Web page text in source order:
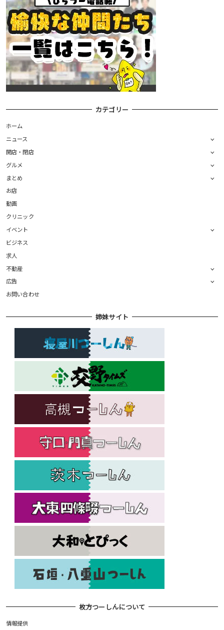
カテゴリー
ホーム
ニュース
開店・閉店
グルメ
まとめ
お店
動画
クリニック
イベント
ビジネス
求人
不動産
広告
お問い合わせ
姉妹サイト
枚方つーしんについて
情報提供